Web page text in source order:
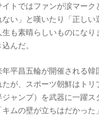
トではファンが涙マーク
ない」と嘆いたり「正しい
も素晴らしいものになり
んだ。
年平昌五輪が開催される韓
が、スポーツ朝鮮はトリ
ジャンプ）を武器に一躍ス
ムの壁が立ちはだかった